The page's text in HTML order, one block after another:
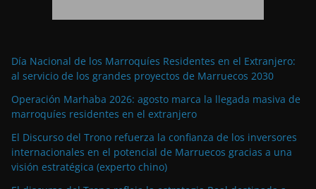
Día Nacional de los Marroquíes Residentes en el Extranjero:
al servicio de los grandes proyectos de Marruecos 2030
Operación Marhaba 2026: agosto marca la llegada masiva de
marroquíes residentes en el extranjero
El Discurso del Trono refuerza la confianza de los inversores
internacionales en el potencial de Marruecos gracias a una
visión estratégica (experto chino)